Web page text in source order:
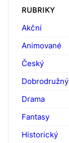
RUBRIKY
Akční
Animované
Český
Dobrodružný
Drama
Fantasy
Historický